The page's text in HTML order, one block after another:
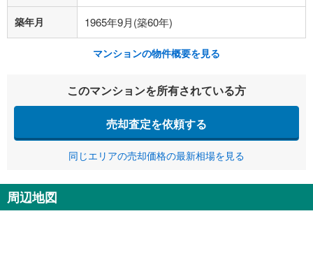
築年月 1965年9月(築60年)
マンションの物件概要を見る
このマンションを所有されている方
売却査定を依頼する
同じエリアの売却価格の最新相場を見る
周辺地図